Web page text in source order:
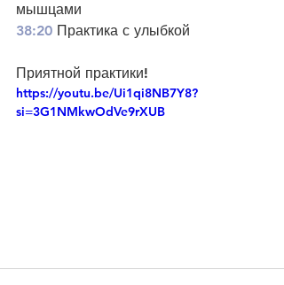
мышцами
38:20 ​ Практика с улыбкой
Приятной практики!
https://youtu.be/Ui1qi8NB7Y8?
si=3G1NMkwOdVe9rXUB